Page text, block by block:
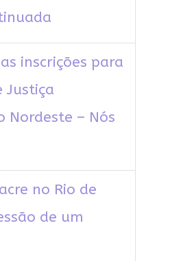
inscrições para
Justiça
Nordeste – Nós
no Rio de
de um